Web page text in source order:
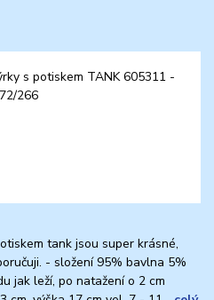
tank jsou super krásné,
- složení 95% bavlna 5%
jak leží, po natažení o 2 cm